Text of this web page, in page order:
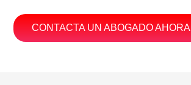
CONTACTA UN ABOGADO AHORA